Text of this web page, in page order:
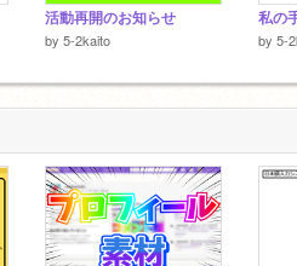
活動再開のお知らせ
by 5-2kaito
私の
by 5-